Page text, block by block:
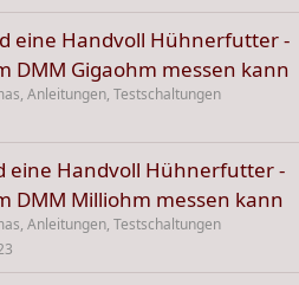
eine Handvoll Hühnerfutter -
DMM Gigaohm messen kann
Anleitungen, Testschaltungen
eine Handvoll Hühnerfutter -
DMM Milliohm messen kann
Anleitungen, Testschaltungen